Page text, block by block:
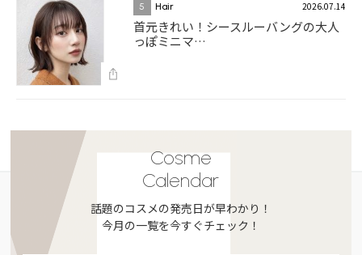
5 Hair 2026.07.14
首元きれい！シースルーバングの大人
っぽミニマ…
Cosme
Calendar
話題のコスメの発売日が早わかり！
今月の一覧を今すぐチェック！